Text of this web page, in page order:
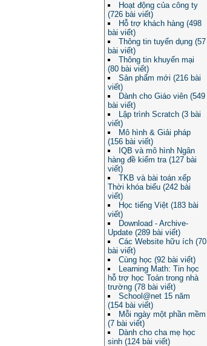
Hoạt động của công ty
(726 bài viết)
Hỗ trợ khách hàng (498
bài viết)
Thông tin tuyển dụng (57
bài viết)
Thông tin khuyến mại
(80 bài viết)
Sản phẩm mới (216 bài
viết)
Dành cho Giáo viên (549
bài viết)
Lập trình Scratch (3 bài
viết)
Mô hình & Giải pháp
(156 bài viết)
IQB và mô hình Ngân
hàng đề kiểm tra (127 bài
viết)
TKB và bài toán xếp
Thời khóa biểu (242 bài
viết)
Học tiếng Việt (183 bài
viết)
Download - Archive-
Update (289 bài viết)
Các Website hữu ích (70
bài viết)
Cùng học (92 bài viết)
Learning Math: Tin học
hỗ trợ học Toán trong nhà
trường (78 bài viết)
School@net 15 năm
(154 bài viết)
Mỗi ngày một phần mềm
(7 bài viết)
Dành cho cha mẹ học
sinh (124 bài viết)